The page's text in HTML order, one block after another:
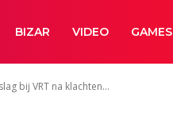
BIZAR VIDEO GAMES
bij VRT na klachten...